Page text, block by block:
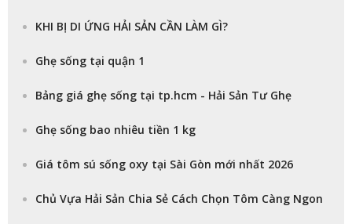
KHI BỊ DI ỨNG HẢI SẢN CẦN LÀM GÌ?
Ghẹ sống tại quận 1
Bảng giá ghẹ sống tại tp.hcm - Hải Sản Tư Ghẹ
Ghẹ sống bao nhiêu tiền 1 kg
Giá tôm sú sống oxy tại Sài Gòn mới nhất 2026
Chủ Vựa Hải Sản Chia Sẻ Cách Chọn Tôm Càng Ngon